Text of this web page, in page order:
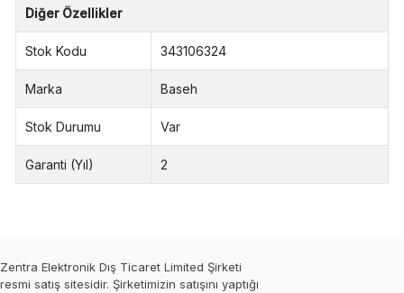
Diğer Özellikler
Stok Kodu 343106324
Marka Baseh
Stok Durumu Var
Garanti (Yıl) 2
Zentra Elektronik Dış Ticaret Limited Şirketi
resmi satış sitesidir. Şirketimizin satışını yaptığı